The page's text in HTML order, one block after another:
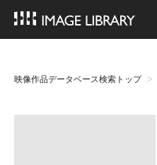
映像作品データベース検索トップ